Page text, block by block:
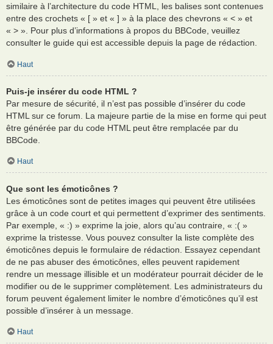
similaire à l’architecture du code HTML, les balises sont contenues
entre des crochets « [ » et « ] » à la place des chevrons « < » et
« > ». Pour plus d’informations à propos du BBCode, veuillez
consulter le guide qui est accessible depuis la page de rédaction.
Haut
Puis-je insérer du code HTML ?
Par mesure de sécurité, il n’est pas possible d’insérer du code
HTML sur ce forum. La majeure partie de la mise en forme qui peut
être générée par du code HTML peut être remplacée par du
BBCode.
Haut
Que sont les émoticônes ?
Les émoticônes sont de petites images qui peuvent être utilisées
grâce à un code court et qui permettent d’exprimer des sentiments.
Par exemple, « :) » exprime la joie, alors qu’au contraire, « :( »
exprime la tristesse. Vous pouvez consulter la liste complète des
émoticônes depuis le formulaire de rédaction. Essayez cependant
de ne pas abuser des émoticônes, elles peuvent rapidement
rendre un message illisible et un modérateur pourrait décider de le
modifier ou de le supprimer complètement. Les administrateurs du
forum peuvent également limiter le nombre d’émoticônes qu’il est
possible d’insérer à un message.
Haut